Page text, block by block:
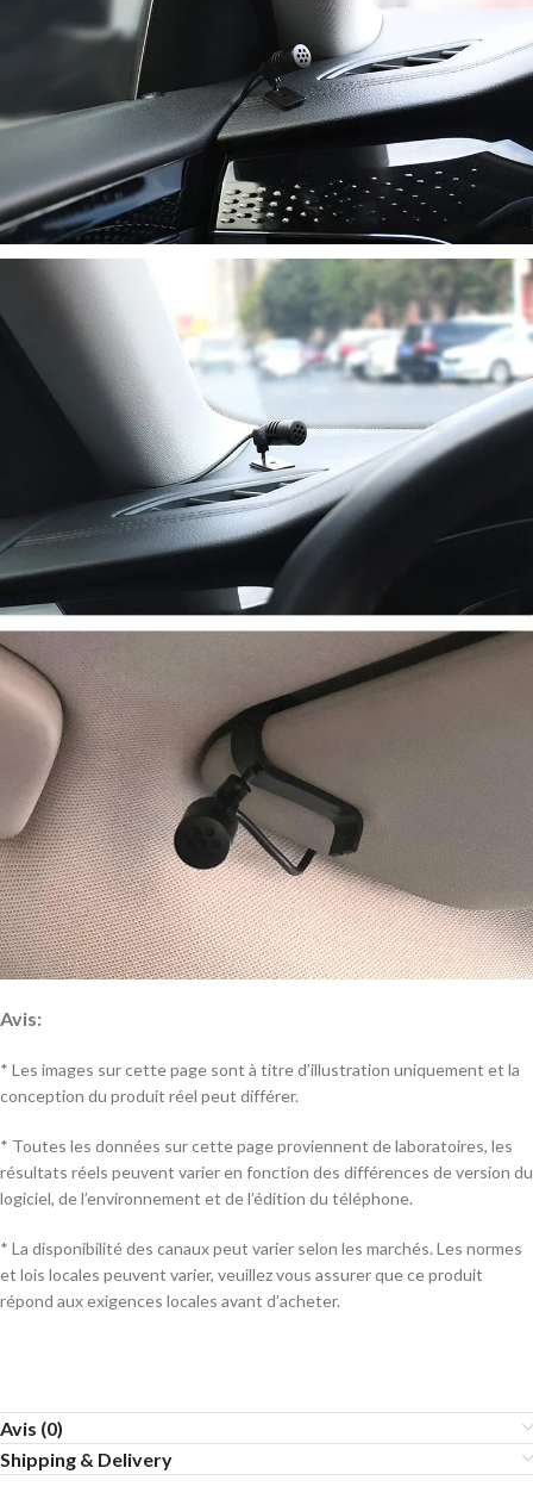
Avis:
* Les images sur cette page sont à titre d’illustration uniquement et la
conception du produit réel peut différer.
* Toutes les données sur cette page proviennent de laboratoires, les
résultats réels peuvent varier en fonction des différences de version du
logiciel, de l’environnement et de l’édition du téléphone.
* La disponibilité des canaux peut varier selon les marchés. Les normes
et lois locales peuvent varier, veuillez vous assurer que ce produit
répond aux exigences locales avant d’acheter.
Avis (0)
Shipping & Delivery